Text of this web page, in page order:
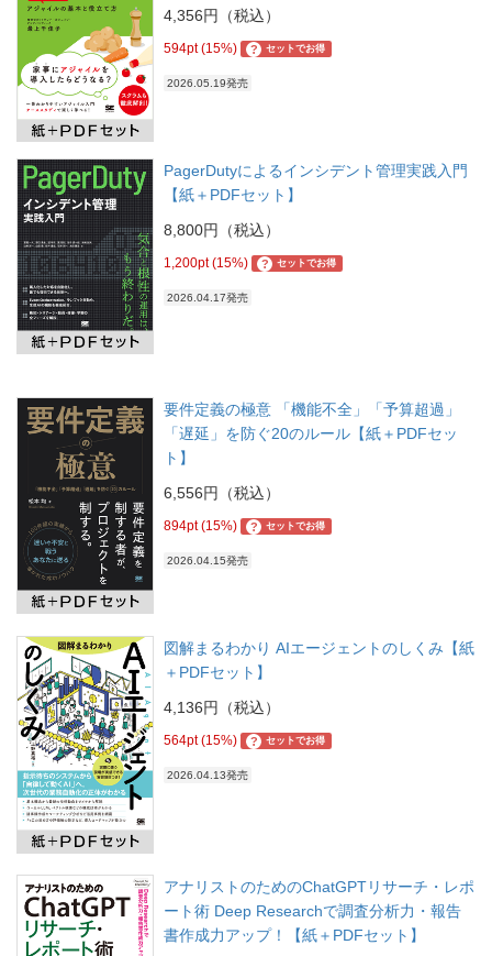
4,356円（税込）
594pt (15%) ? セットでお得
2026.05.19発売
PagerDutyによるインシデント管理実践入門
【紙＋PDFセット】
8,800円（税込）
1,200pt (15%) ? セットでお得
2026.04.17発売
要件定義の極意 「機能不全」「予算超過」
「遅延」を防ぐ20のルール【紙＋PDFセッ
ト】
6,556円（税込）
894pt (15%) ? セットでお得
2026.04.15発売
図解まるわかり AIエージェントのしくみ【紙
＋PDFセット】
4,136円（税込）
564pt (15%) ? セットでお得
2026.04.13発売
アナリストのためのChatGPTリサーチ・レポ
ート術 Deep Researchで調査分析力・報告
書作成力アップ！【紙＋PDFセット】